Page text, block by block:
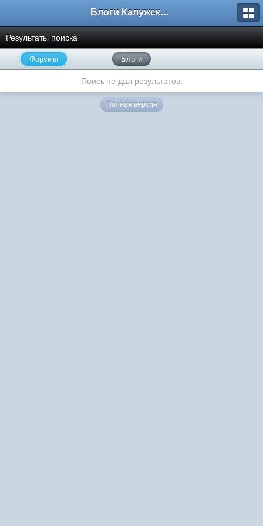
Блоги Калужского перекрестка
Результаты поиска
Форумы Блоги
Поиск не дал результатов.
Полная версия